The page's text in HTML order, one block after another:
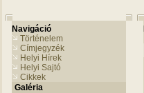
Navigáció
Történelem
Címjegyzék
Helyi Hírek
Helyi Sajtó
Cikkek
Galéria